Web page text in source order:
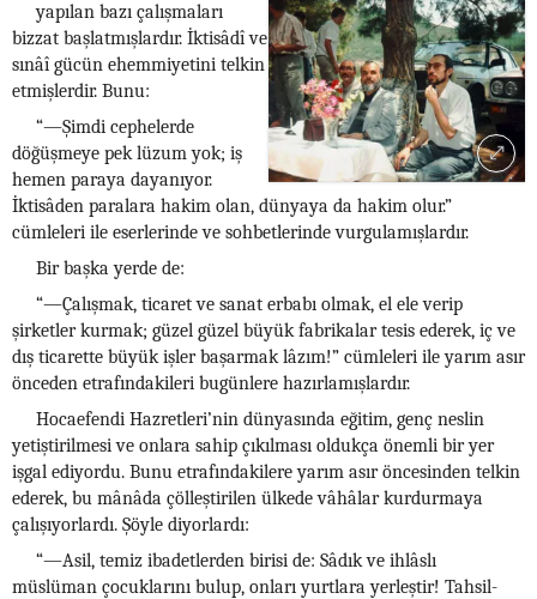
yapılan bazı çalışmaları
bizzat başlatmışlardır. İktisâdî ve
sınâî gücün ehemmiyetini telkin
etmişlerdir. Bunu:
“—Şimdi cephelerde
döğüşmeye pek lüzum yok; iş
hemen paraya dayanıyor.
İktisâden paralara hakim olan, dünyaya da hakim olur.”
cümleleri ile eserlerinde ve sohbetlerinde vurgulamışlardır.
Bir başka yerde de:
“—Çalışmak, ticaret ve sanat erbabı olmak, el ele verip
şirketler kurmak; güzel güzel büyük fabrikalar tesis ederek, iç ve
dış ticarette büyük işler başarmak lâzım!” cümleleri ile yarım asır
önceden etrafındakileri bugünlere hazırlamışlardır.
Hocaefendi Hazretleri’nin dünyasında eğitim, genç neslin
yetiştirilmesi ve onlara sahip çıkılması oldukça önemli bir yer
işgal ediyordu. Bunu etrafındakilere yarım asır öncesinden telkin
ederek, bu mânâda çölleştirilen ülkede vâhâlar kurdurmaya
çalışıyorlardı. Şöyle diyorlardı:
“—Asil, temiz ibadetlerden birisi de: Sâdık ve ihlâslı
müslüman çocuklarını bulup, onları yurtlara yerleştir! Tahsil-